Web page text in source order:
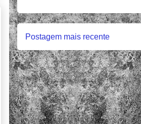
Postagem mais recente